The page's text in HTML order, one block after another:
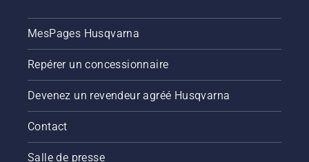
MesPages Husqvarna
Repérer un concessionnaire
Devenez un revendeur agréé Husqvarna
Contact
Salle de presse